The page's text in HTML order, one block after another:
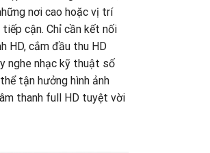
nơi cao hoặc vị trí
cận. Chỉ cần kết nối
HD, cắm đầu thu HD
nghe nhạc kỹ thuật số
tận hưởng hình ảnh
thanh full HD tuyệt vời